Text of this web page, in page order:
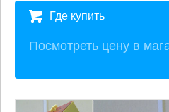
Где купить
Посмотреть цену в